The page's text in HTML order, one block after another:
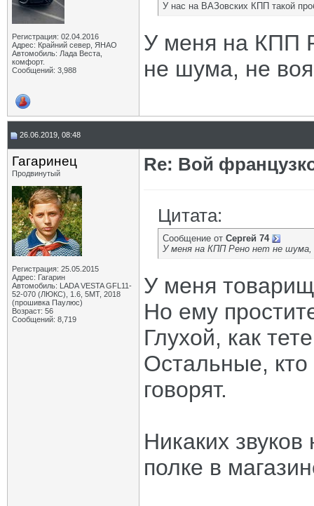
Регистрация: 02.04.2016
Адрес: Крайний север, ЯНАО
Автомобиль: Лада Веста,
комфорт.
Сообщений: 3,988
У нас на ВАЗовских КПП такой
У меня на КПП
не шума, не
26.06.2019, 08:48
Гагаринец
Продвинутый
Регистрация: 25.05.2015
Адрес: Гагарин
Автомобиль: LADA VESTA GFL11-
52-070 (ЛЮКС), 1.6, 5МТ, 2018
(прошивка Паулюс)
Возраст: 56
Сообщений: 8,719
Re: Вой
Цитата:
Сообщение от Сергей 74
У меня на КПП Рено нет не
У меня товарищ
Но ему
Глухой, как
Остальные, кто
говорят.
Никаких
полке в